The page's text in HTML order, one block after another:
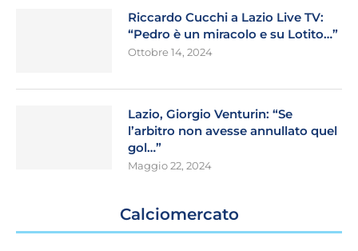
Riccardo Cucchi a Lazio Live TV:
“Pedro è un miracolo e su Lotito…”
Ottobre 14, 2024
Lazio, Giorgio Venturin: “Se
l’arbitro non avesse annullato quel
gol…”
Maggio 22, 2024
Calciomercato